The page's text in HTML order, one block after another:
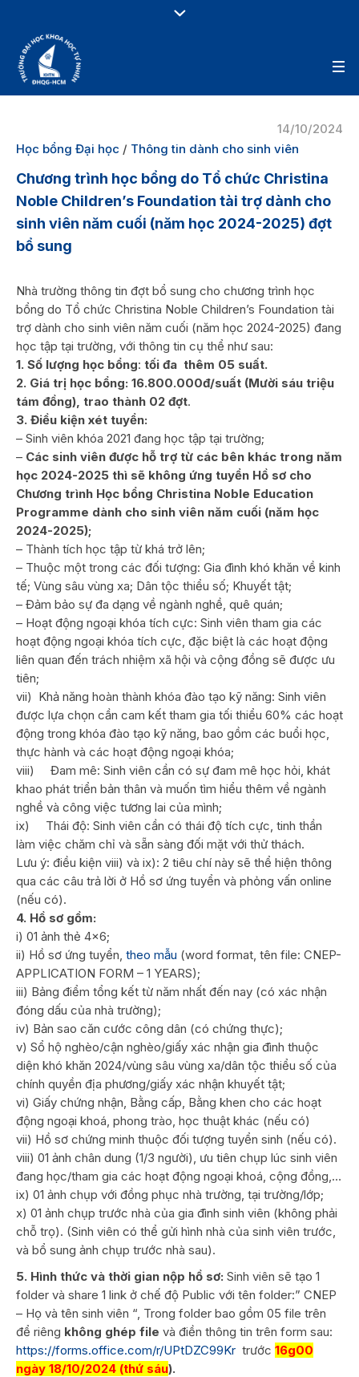
14/10/2024
Học bổng Đại học / Thông tin dành cho sinh viên
Chương trình học bổng do Tổ chức Christina
Noble Children’s Foundation tài trợ dành cho
sinh viên năm cuối (năm học 2024-2025) đợt
bổ sung
Nhà trường thông tin đợt bổ sung cho chương trình học
bổng do Tổ chức Christina Noble Children’s Foundation tài
trợ dành cho sinh viên năm cuối (năm học 2024-2025) đang
học tập tại trường, với thông tin cụ thể như sau:
1. Số lượng học bổng: tối đa thêm 05 suất.
2. Giá trị học bổng: 16.800.000đ/suất (Mười sáu triệu
tám đồng), trao thành 02 đợt.
3. Điều kiện xét tuyển:
– Sinh viên khóa 2021 đang học tập tại trường;
– Các sinh viên được hỗ trợ từ các bên khác trong năm
học 2024-2025 thì sẽ không ứng tuyển Hồ sơ cho
Chương trình Học bổng Christina Noble Education
Programme dành cho sinh viên năm cuối (năm học
2024-2025);
– Thành tích học tập từ khá trở lên;
– Thuộc một trong các đối tượng: Gia đình khó khăn về kinh
tế; Vùng sâu vùng xa; Dân tộc thiểu số; Khuyết tật;
– Đảm bảo sự đa dạng về ngành nghề, quê quán;
– Hoạt động ngoại khóa tích cực: Sinh viên tham gia các
hoạt động ngoại khóa tích cực, đặc biệt là các hoạt động
liên quan đến trách nhiệm xã hội và cộng đồng sẽ được ưu
tiên;
vii) Khả năng hoàn thành khóa đào tạo kỹ năng: Sinh viên
được lựa chọn cần cam kết tham gia tối thiểu 60% các hoạt
động trong khóa đào tạo kỹ năng, bao gồm các buổi học,
thực hành và các hoạt động ngoại khóa;
viii) Đam mê: Sinh viên cần có sự đam mê học hỏi, khát
khao phát triển bản thân và muốn tìm hiểu thêm về ngành
nghề và công việc tương lai của mình;
ix) Thái độ: Sinh viên cần có thái độ tích cực, tinh thần
làm việc chăm chỉ và sẵn sàng đối mặt với thử thách.
Lưu ý: điều kiện viii) và ix): 2 tiêu chí này sẽ thể hiện thông
qua các câu trả lời ở Hồ sơ ứng tuyển và phỏng vấn online
(nếu có).
4. Hồ sơ gồm:
i) 01 ảnh thẻ 4×6;
ii) Hồ sơ ứng tuyển, theo mẫu (word format, tên file: CNEP-
APPLICATION FORM – 1 YEARS);
iii) Bảng điểm tổng kết từ năm nhất đến nay (có xác nhận
đóng dấu của nhà trường);
iv) Bản sao căn cước công dân (có chứng thực);
v) Sổ hộ nghèo/cận nghèo/giấy xác nhận gia đình thuộc
diện khó khăn 2024/vùng sâu vùng xa/dân tộc thiểu số của
chính quyền địa phương/giấy xác nhận khuyết tật;
vi) Giấy chứng nhận, Bằng cấp, Bằng khen cho các hoạt
động ngoại khoá, phong trào, học thuật khác (nếu có)
vii) Hồ sơ chứng minh thuộc đối tượng tuyển sinh (nếu có).
viii) 01 ảnh chân dung (1/3 người), ưu tiên chụp lúc sinh viên
đang học/tham gia các hoạt động ngoại khoá, cộng đồng,…
ix) 01 ảnh chụp với đồng phục nhà trường, tại trường/lớp;
x) 01 ảnh chụp trước nhà của gia đình sinh viên (không phải
chỗ trọ). (Sinh viên có thể gửi hình nhà của sinh viên trước,
và bổ sung ảnh chụp trước nhà sau).
5. Hình thức và thời gian nộp hồ sơ: Sinh viên sẽ tạo 1
folder và share 1 link ở chế độ Public với tên folder:” CNEP
– Họ và tên sinh viên “, Trong folder bao gồm 05 file trên
để riêng không ghép file và điền thông tin trên form sau:
https://forms.office.com/r/UPtDZC99Kr trước 16g00
ngày 18/10/2024 (thứ sáu).